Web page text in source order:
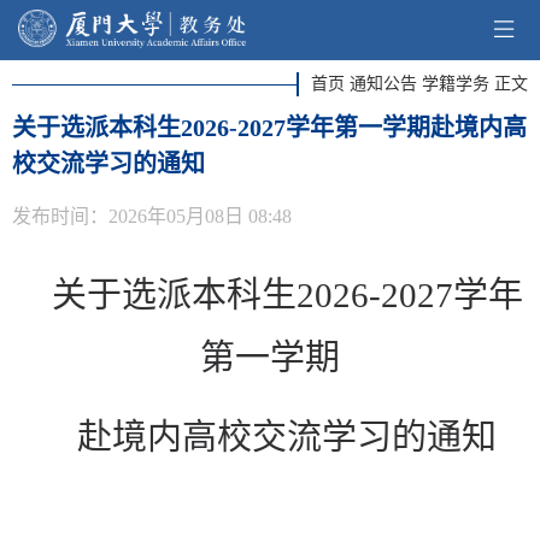
首页 通知公告 学籍学务 正文
关于选派本科生2026-2027学年第一学期赴境内高
校交流学习的通知
发布时间：2026年05月08日 08:48
关于选派本科生2026-2027学年
第一学期
赴境内高校交流学习的通知